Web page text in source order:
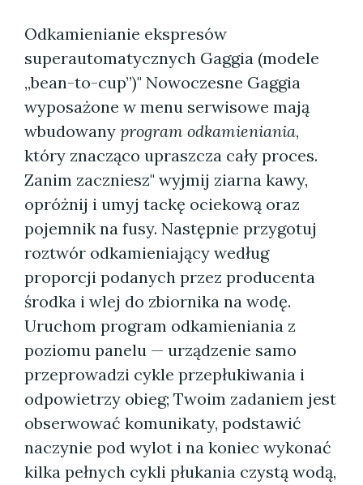
Odkamienianie ekspresów
superautomatycznych Gaggia (modele
„bean-to-cup”)" Nowoczesne Gaggia
wyposażone w menu serwisowe mają
wbudowany program odkamieniania,
który znacząco upraszcza cały proces.
Zanim zaczniesz" wyjmij ziarna kawy,
opróżnij i umyj tackę ociekową oraz
pojemnik na fusy. Następnie przygotuj
roztwór odkamieniający według
proporcji podanych przez producenta
środka i wlej do zbiornika na wodę.
Uruchom program odkamieniania z
poziomu panelu — urządzenie samo
przeprowadzi cykle przepłukiwania i
odpowietrzy obieg; Twoim zadaniem jest
obserwować komunikaty, podstawić
naczynie pod wylot i na koniec wykonać
kilka pełnych cykli płukania czystą wodą,